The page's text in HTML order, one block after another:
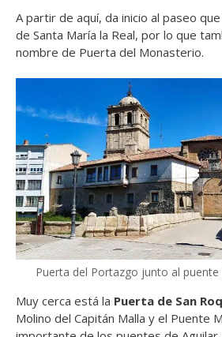
A partir de aquí, da inicio al paseo
de Santa María la Real, por lo que
nombre de Puerta del Monasterio.
Puerta del Portazgo junto al
Muy cerca está la Puerta de San
Molino del Capitán Malla y el Puente